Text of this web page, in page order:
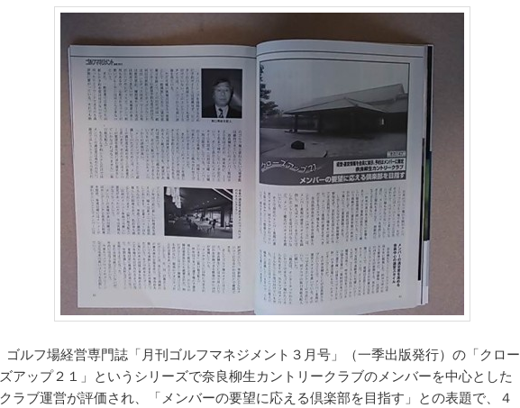
ゴルフ場経営専門誌「月刊ゴルフマネジメント３月号」（一季出版発行）の「クロー
ズアップ２１」というシリーズで奈良柳生カントリークラブのメンバーを中心とした
クラブ運営が評価され、「メンバーの要望に応える倶楽部を目指す」との表題で、４